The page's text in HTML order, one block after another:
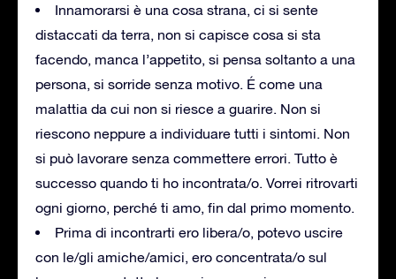
Innamorarsi è una cosa strana, ci si sente
distaccati da terra, non si capisce cosa si sta
facendo, manca l’appetito, si pensa soltanto a una
persona, si sorride senza motivo. É come una
malattia da cui non si riesce a guarire. Non si
riescono neppure a individuare tutti i sintomi. Non
si può lavorare senza commettere errori. Tutto è
successo quando ti ho incontrata/o. Vorrei ritrovarti
ogni giorno, perché ti amo, fin dal primo momento.
Prima di incontrarti ero libera/o, potevo uscire
con le/gli amiche/amici, ero concentrata/o sul